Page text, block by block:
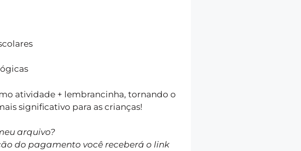
atividade + lembrancinha, tornando o
significativo para as crianças!
arquivo?
do pagamento você receberá o link